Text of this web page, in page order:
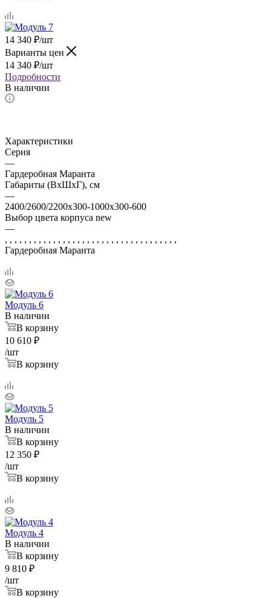
14 340 ₽/шт
Варианты цен
14 340 ₽/шт
Подробности
В наличии
Характеристики
Серия
—
Гардеробная Маранта
Габариты (ВхШхГ), см
—
2400/2600/2200x300-1000х300-600
Выбор цвета корпуса new
—
, , , , , , , , , , , , , , , , , , , , , , , , , , , , , , , , , , , ,
Гардеробная Маранта
Модуль 6
В наличии
В корзину
10 610 ₽
/шт
В корзину
Модуль 5
В наличии
В корзину
12 350 ₽
/шт
В корзину
Модуль 4
В наличии
В корзину
9 810 ₽
/шт
В корзину